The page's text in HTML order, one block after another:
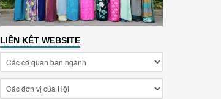
LIÊN KẾT WEBSITE